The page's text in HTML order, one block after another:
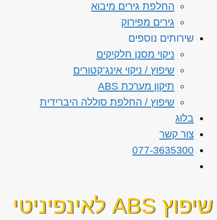
החלפת גירים מיבוא
גירים מפירוק
שירותים נוספים
ניקוי מסנן חלקיקים
שיפוץ / ניקוי אינג’קטורים
תיקון מערכת ABS
שיפוץ / החלפת סוללה היברידית
בלוג
צור קשר
077-3635300
שיפוץ ABS לאינפיניטי